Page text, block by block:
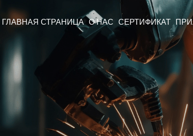
ГЛАВНАЯ СТРАНИЦА О НАС СЕРТИФИКАТ